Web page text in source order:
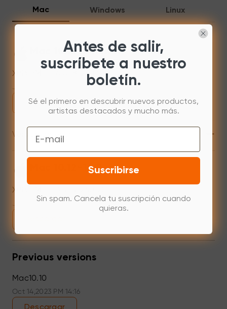
Mac Windows Linux
Mac 10.13 or newer
XPPenMac_4.0.18_260723
Descargar
Versión anterior +
Mac 10.12~14.2
XPPenMac_3.4.14_240125
Jan 25,2024 PM 17:41
Previous versions
Mac10.10
Oct 14,2023 PM 14:16
Antes de salir,
suscríbete a nuestro
boletín.
Sé el primero en descubrir nuevos productos,
artistas destacados y mucho más.
Email
Suscribirse
Sin spam. Cancela tu suscripción cuando
quieras.